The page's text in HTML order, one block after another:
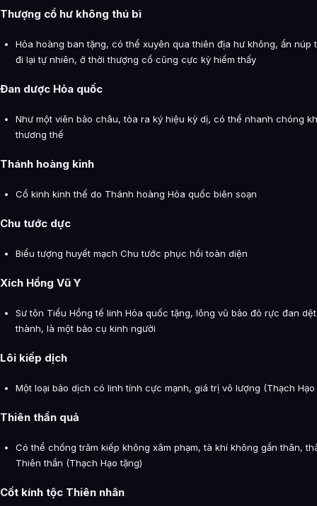
Thượng cổ hư không thú bì
Hỏa hoàng ban tặng, có thể xuyên qua thiên địa hư không, ẩn núp
đi lại tự nhiên, ở thời thượng cổ cũng cực kỳ hiếm thấy
Đan dược Hỏa quốc
Như một viên bảo châu, tỏa ra ký hiệu kỳ dị, có thể nhanh chóng
thương thế
Thánh hoàng kinh
Cổ kinh kinh thế do Thánh hoàng Hỏa quốc biên soạn
Chu tước dực
Biểu tượng huyết mạch Chu tước phục hồi toàn diện
Xích Hồng Vũ Y
Sư tôn Tiểu Hồng tế linh Hỏa quốc tặng, lông vũ bảo đỏ rực đan
thành, là một bảo cụ kinh người
Lôi kiếp dịch
Một loại bảo dịch có linh tính cực mạnh, giá trị vô lượng (Thạch Hạo
Thiên thần quả
Có thể chống trăm kiếp không xâm phạm, tà khí không gần thân,
Thiên thần (Thạch Hạo tặng)
Cốt kính tộc Thiên nhân